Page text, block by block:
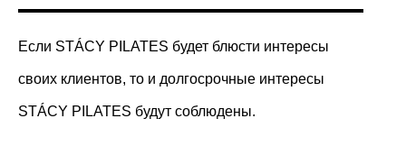
Если STÁCY PILATES будет блюсти интересы
своих клиентов, то и долгосрочные интересы
STÁCY PILATES будут соблюдены.